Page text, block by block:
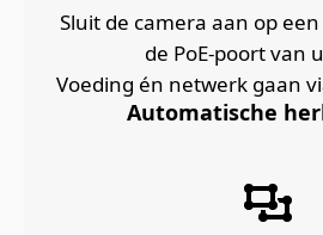
Sluit de camera aan op een
de PoE‑poort van
Voeding én netwerk gaan
Automatische